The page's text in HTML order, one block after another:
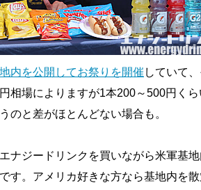
内を公開してお祭りを開催 していて
相場によりますが1本200～500円く
のと差がほとんどない場合も。
ナジードリンクを買いながら米軍基
す。アメリカ好きな方なら基地内を